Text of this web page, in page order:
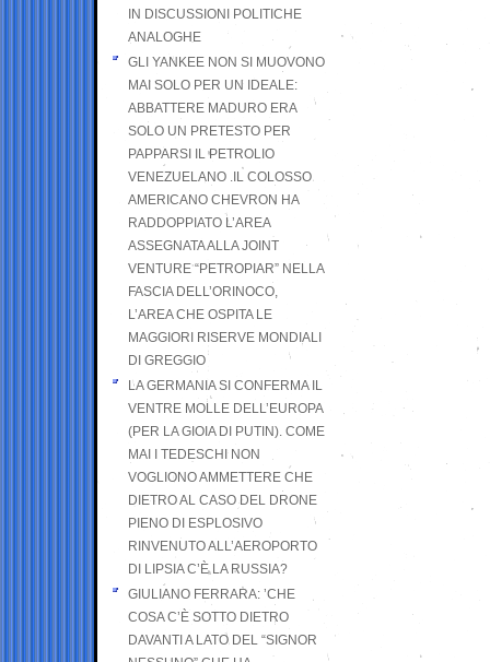
IN DISCUSSIONI POLITICHE
ANALOGHE
GLI YANKEE NON SI MUOVONO
MAI SOLO PER UN IDEALE:
ABBATTERE MADURO ERA
SOLO UN PRETESTO PER
PAPPARSI IL PETROLIO
VENEZUELANO .IL COLOSSO
AMERICANO CHEVRON HA
RADDOPPIATO L’AREA
ASSEGNATA ALLA JOINT
VENTURE “PETROPIAR” NELLA
FASCIA DELL’ORINOCO,
L’AREA CHE OSPITA LE
MAGGIORI RISERVE MONDIALI
DI GREGGIO
LA GERMANIA SI CONFERMA IL
VENTRE MOLLE DELL’EUROPA
(PER LA GIOIA DI PUTIN). COME
MAI I TEDESCHI NON
VOGLIONO AMMETTERE CHE
DIETRO AL CASO DEL DRONE
PIENO DI ESPLOSIVO
RINVENUTO ALL’AEROPORTO
DI LIPSIA C’È LA RUSSIA?
GIULIANO FERRARA: ’CHE
COSA C’È SOTTO DIETRO
DAVANTI A LATO DEL “SIGNOR